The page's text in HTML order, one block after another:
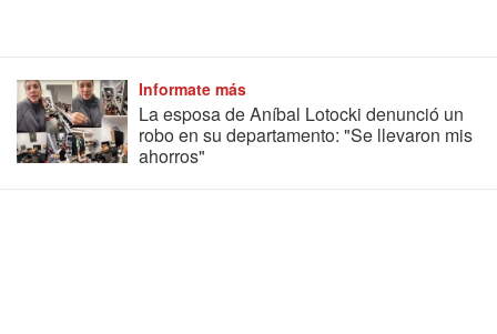
Informate más
La esposa de Aníbal Lotocki denunció un
robo en su departamento: "Se llevaron mis
ahorros"